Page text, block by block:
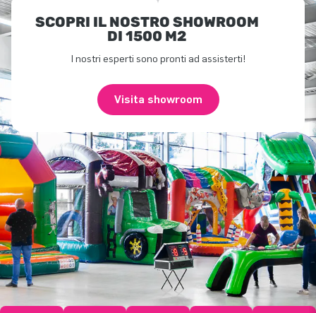
SCOPRI IL NOSTRO SHOWROOM
DI 1500 M2
I nostri esperti sono pronti ad assisterti!
Visita showroom